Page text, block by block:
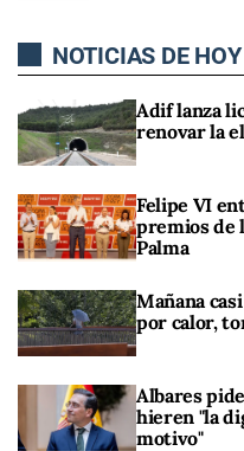
NOTICIAS DE HOY
Adif lanza
renovar la
Felipe VI
premios de
Palma
Mañana
por calor,
Albares
hieren "la
motivo"